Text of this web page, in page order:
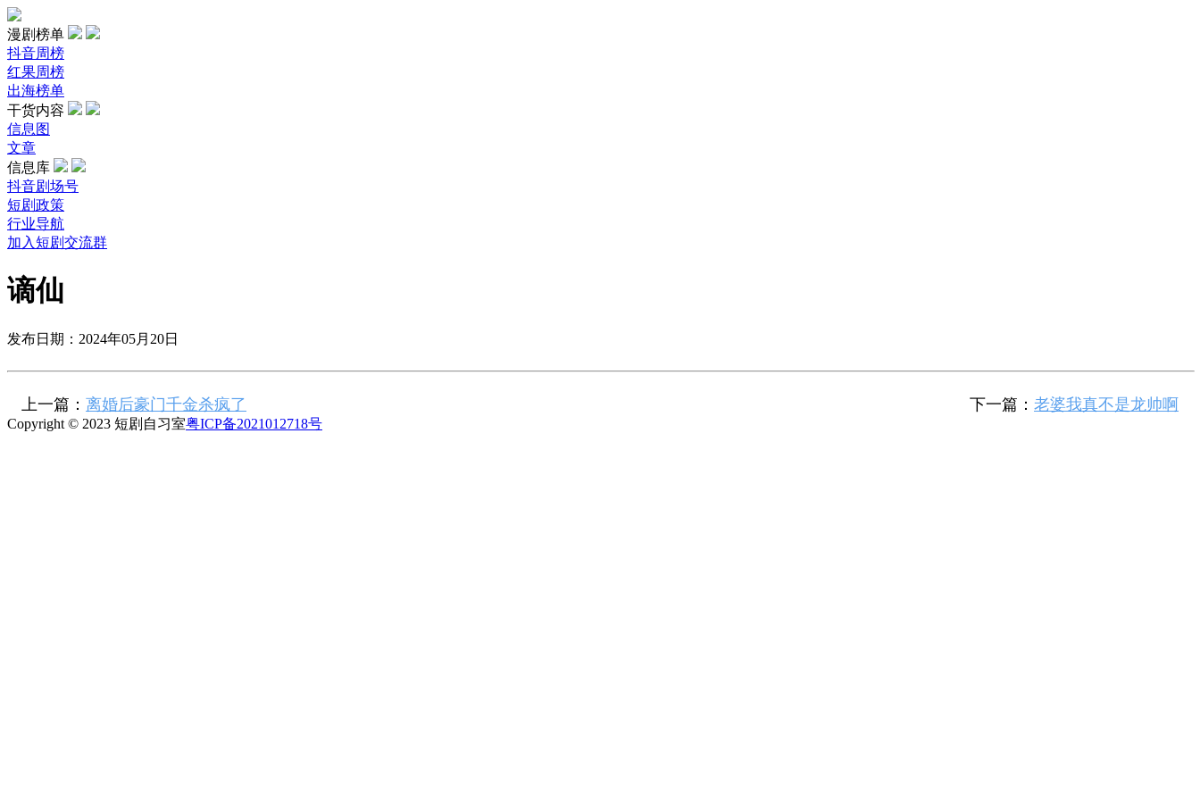
漫剧榜单
抖音周榜
红果周榜
出海榜单
干货内容
信息图
文章
信息库
抖音剧场号
短剧政策
行业导航
加入短剧交流群
谪仙
发布日期：2024年05月20日
上一篇： 离婚后豪门千金杀疯了 下一篇： 老婆我真不是龙帅啊
Copyright © 2023 短剧自习室粤ICP备2021012718号